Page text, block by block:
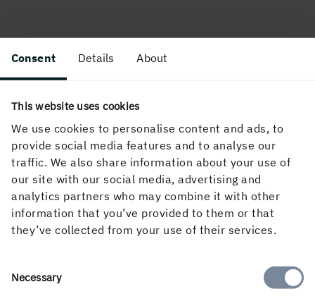
Consent Details About
This website uses cookies
We use cookies to personalise content and ads, to
provide social media features and to analyse our
traffic. We also share information about your use of
our site with our social media, advertising and
analytics partners who may combine it with other
information that you’ve provided to them or that
they’ve collected from your use of their services.
Consent
Necessary
Policyer
PUBLICERAD
28 april, 2026